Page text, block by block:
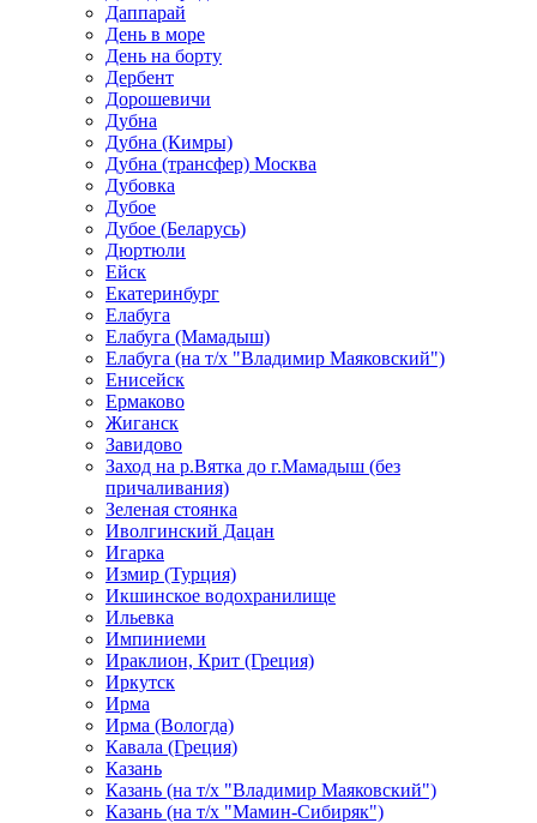
Даппарай
День в море
День на борту
Дербент
Дорошевичи
Дубна
Дубна (Кимры)
Дубна (трансфер) Москва
Дубовка
Дубое
Дубое (Беларусь)
Дюртюли
Ейск
Екатеринбург
Елабуга
Елабуга (Мамадыш)
Елабуга (на т/х "Владимир Маяковский")
Енисейск
Ермаково
Жиганск
Завидово
Заход на р.Вятка до г.Мамадыш (без
причаливания)
Зеленая стоянка
Иволгинский Дацан
Игарка
Измир (Турция)
Икшинское водохранилище
Ильевка
Импиниеми
Ираклион, Крит (Греция)
Иркутск
Ирма
Ирма (Вологда)
Кавала (Греция)
Казань
Казань (на т/х "Владимир Маяковский")
Казань (на т/х "Мамин-Сибиряк")